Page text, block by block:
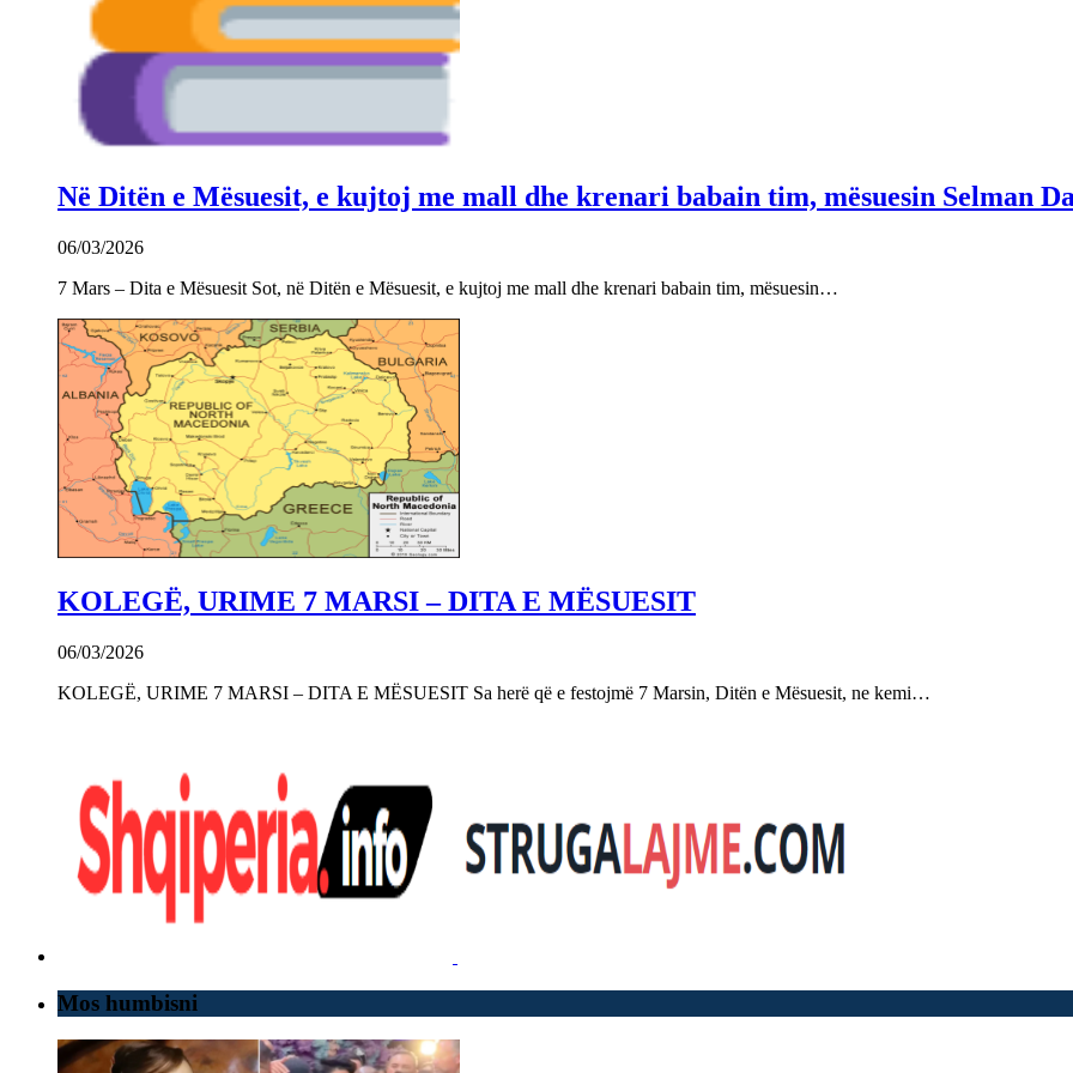
Në Ditën e Mësuesit, e kujtoj me mall dhe krenari babain tim, mësuesin Selman
06/03/2026
7 Mars – Dita e Mësuesit Sot, në Ditën e Mësuesit, e kujtoj me mall dhe krenari babain tim, mësuesin…
KOLEGË, URIME 7 MARSI – DITA E MËSUESIT
06/03/2026
KOLEGË, URIME 7 MARSI – DITA E MËSUESIT Sa herë që e festojmë 7 Marsin, Ditën e Mësuesit, ne kemi…
Mos humbisni